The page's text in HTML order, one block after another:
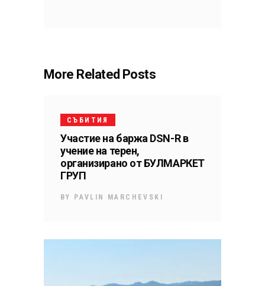
More Related Posts
СЪБИТИЯ
Участие на баржа DSN-R в
учение на терен,
организирано от БУЛМАРКЕТ
ГРУП
BY PAVLIN MARCHEVSKI